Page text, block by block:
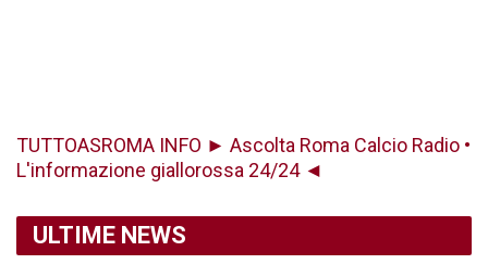
TUTTOASROMA INFO ► Ascolta Roma Calcio Radio •
L'informazione giallorossa 24/24 ◄
ULTIME NEWS